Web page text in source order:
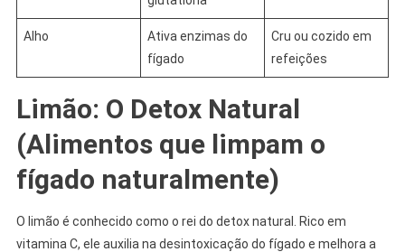
Alho
Ativa enzimas do
fígado
Cru ou cozido em
refeições
Limão: O Detox Natural
(Alimentos que limpam o
fígado naturalmente)
O limão é conhecido como o rei do detox natural. Rico em
vitamina C, ele auxilia na desintoxicação do fígado e melhora a